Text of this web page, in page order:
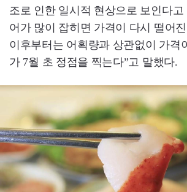
조로 인한 일시적 현상으로 보인다고
어가 많이 잡히면 가격이 다시 떨어
이후부터는 어획량과 상관없이 가격
가 7월 초 정점을 찍는다”고 말했다.